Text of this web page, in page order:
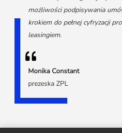
Partnerzy ZPL
Subskrybuj Leaseletter
Materiały do pobrania
Kontakt dla mediów
Klauzule informacyjne
możliwości podpisywania
krokiem do pełnej cyfryzacji
leasingiem.
Monika Constant
prezeska ZPL